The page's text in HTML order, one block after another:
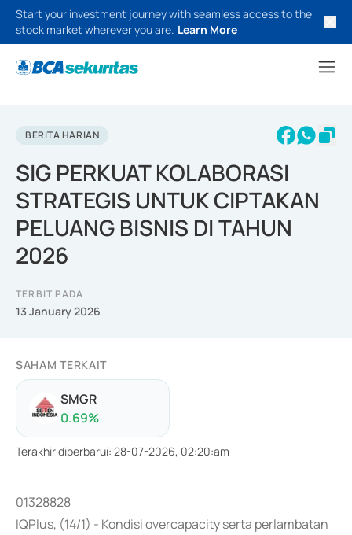
Start your investment journey with seamless access to the
stock market wherever you are. Learn More
BERITA HARIAN
SIG PERKUAT KOLABORASI
STRATEGIS UNTUK CIPTAKAN
PELUANG BISNIS DI TAHUN
2026
TERBIT PADA
13 January 2026
SAHAM TERKAIT
SMGR
0.69%
Terakhir diperbarui: 28-07-2026, 02:20:am
01328828
IQPlus, (14/1) - Kondisi overcapacity serta perlambatan